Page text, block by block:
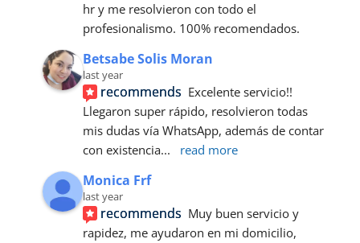
hr y me resolvieron con todo el
profesionalismo. 100% recomendados.
Betsabe Solis Moran
last year
recommends Excelente servicio!!
Llegaron super rápido, resolvieron todas
mis dudas vía WhatsApp, además de contar
con existencia... read more
Monica Frf
last year
recommends Muy buen servicio y
rapidez, me ayudaron en mi domicilio,